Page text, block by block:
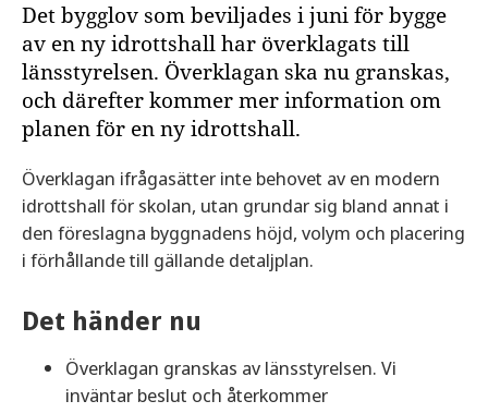
Det bygglov som beviljades i juni för bygge
av en ny idrottshall har överklagats till
länsstyrelsen. Överklagan ska nu granskas,
och därefter kommer mer information om
planen för en ny idrottshall.
Överklagan ifrågasätter inte behovet av en modern
idrottshall för skolan, utan grundar sig bland annat i
den föreslagna byggnadens höjd, volym och placering
i förhållande till gällande detaljplan.
Det händer nu
Överklagan granskas av länsstyrelsen. Vi
inväntar beslut och återkommer